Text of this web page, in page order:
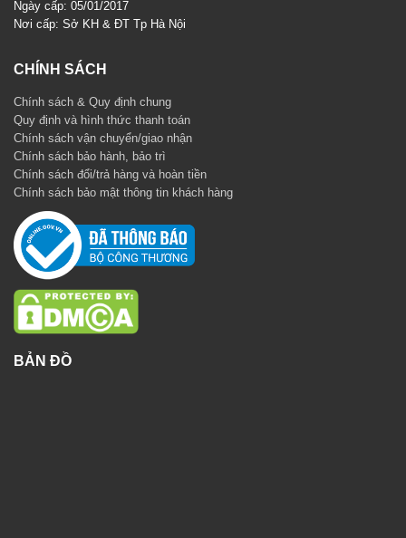
Ngày cấp: 05/01/2017
Nơi cấp: Sở KH & ĐT Tp Hà Nội
CHÍNH SÁCH
Chính sách & Quy định chung
Quy định và hình thức thanh toán
Chính sách vận chuyển/giao nhận
Chính sách bảo hành, bảo trì
Chính sách đổi/trả hàng và hoàn tiền
Chính sách bảo mật thông tin khách hàng
BẢN ĐỒ